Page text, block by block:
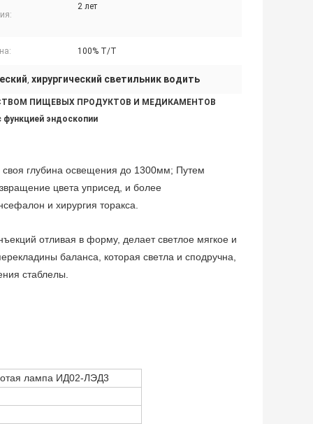
2 лет
100% Т/Т
хирургический светильник водить
ПИЩЕВЫХ ПРОДУКТОВ И МЕДИКАМЕНТОВ
функцией эндоскопии
глубина освещения до 1300мм; Путем
цвета уприсед, и более
и хирургия торакса.
отливая в форму, делает светлое мягкое и
баланса, которая светла и сподручна,
стаблелы.
лампа ИД02-ЛЭД3